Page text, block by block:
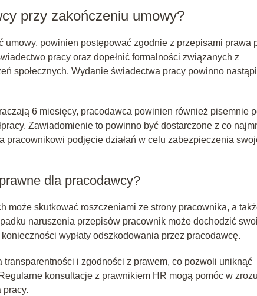
przy zakończeniu umowy?
umowy, powinien postępować zgodnie z przepisami prawa
pracy oraz dopełnić formalności związanych z
społecznych. Wydanie świadectwa pracy powinno
6 miesięcy, pracodawca powinien również pisemnie
Zawiadomienie to powinno być dostarczone z co
pracownikowi podjęcie działań w celu zabezpieczenia
dla pracodawcy?
może skutkować roszczeniami ze strony pracownika, a
naruszenia przepisów pracownik może dochodzić
wypłaty odszkodowania przez pracodawcę.
i zgodności z prawem, co pozwoli uniknąć
konsultacje z prawnikiem HR mogą pomóc w
pracy.